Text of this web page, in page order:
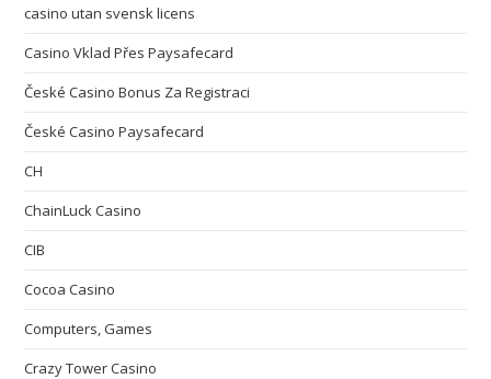
casino utan svensk licens
Casino Vklad Přes Paysafecard
České Casino Bonus Za Registraci
České Casino Paysafecard
CH
ChainLuck Casino
CIB
Cocoa Casino
Computers, Games
Crazy Tower Сasino